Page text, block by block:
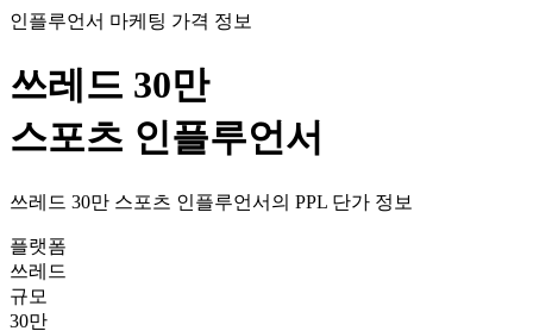
인플루언서 마케팅 가격 정보
쓰레드 30만
스포츠 인플루언서
쓰레드 30만 스포츠 인플루언서의 PPL 단가 정보
플랫폼
쓰레드
규모
30만